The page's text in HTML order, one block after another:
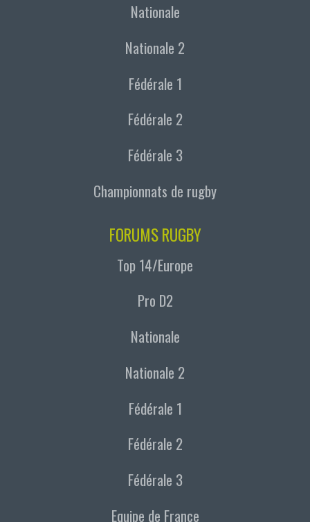
Nationale
Nationale 2
Fédérale 1
Fédérale 2
Fédérale 3
Championnats de rugby
FORUMS RUGBY
Top 14/Europe
Pro D2
Nationale
Nationale 2
Fédérale 1
Fédérale 2
Fédérale 3
Equipe de France